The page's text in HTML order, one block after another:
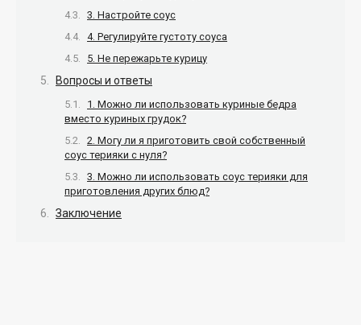
3. Настройте соус
4. Регулируйте густоту соуса
5. Не пережарьте курицу
Вопросы и ответы
1. Можно ли использовать куриные бедра
вместо куриных грудок?
2. Могу ли я приготовить свой собственный
соус терияки с нуля?
3. Можно ли использовать соус терияки для
приготовления других блюд?
Заключение